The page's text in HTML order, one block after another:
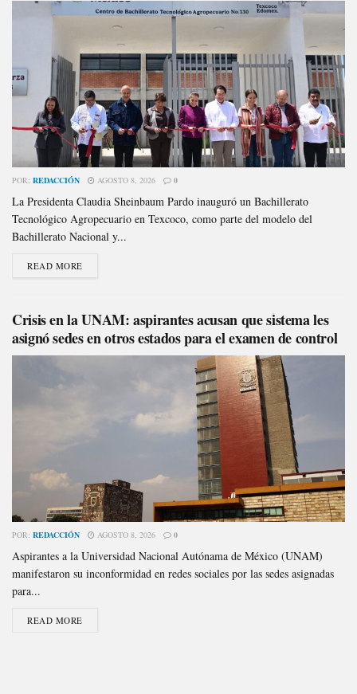
POR: REDACCIÓN AGOSTO 8, 2026 0
La Presidenta Claudia Sheinbaum Pardo inauguró un Bachillerato
Tecnológico Agropecuario en Texcoco, como parte del modelo del
Bachillerato Nacional y...
READ MORE
Crisis en la UNAM: aspirantes acusan que sistema les
asignó sedes en otros estados para el examen de control
POR: REDACCIÓN AGOSTO 8, 2026 0
Aspirantes a la Universidad Nacional Autónama de México (UNAM)
manifestaron su inconformidad en redes sociales por las sedes asignadas
para...
READ MORE